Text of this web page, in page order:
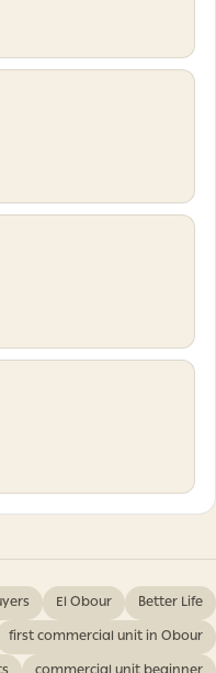
Better Life
El Obour
first commercial unit in Obour